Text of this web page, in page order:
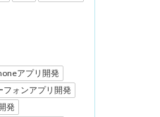
アプリ開発
フォンアプリ開発
発